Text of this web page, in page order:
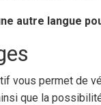
autre langue
vous permet de
que la